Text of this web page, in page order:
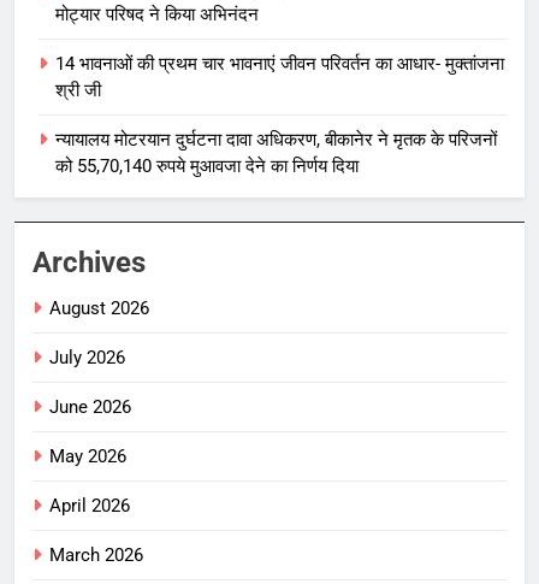
मोट्यार परिषद ने किया अभिनंदन
14 भावनाओं की प्रथम चार भावनाएं जीवन परिवर्तन का आधार- मुक्तांजना
श्री जी
न्यायालय मोटरयान दुर्घटना दावा अधिकरण, बीकानेर ने मृतक के परिजनों
को 55,70,140 रुपये मुआवजा देने का निर्णय दिया
Archives
August 2026
July 2026
June 2026
May 2026
April 2026
March 2026